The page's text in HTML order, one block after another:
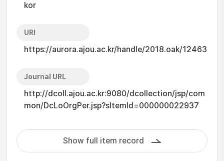
kor
URI
https://aurora.ajou.ac.kr/handle/2018.oak/12463
Journal URL
http://dcoll.ajou.ac.kr:9080/dcollection/jsp/com
mon/DcLoOrgPer.jsp?sItemId=000000022937
Show full item record